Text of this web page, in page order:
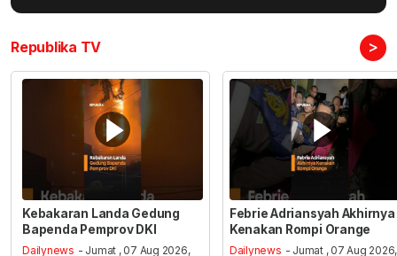
Republika TV >
Kebakaran Landa Gedung
Bapenda Pemprov DKI
Dailynews - Jumat , 07 Aug 2026,
Febrie Adriansyah Akhirnya
Kenakan Rompi Orange
Dailynews - Jumat , 07 Aug 2026,